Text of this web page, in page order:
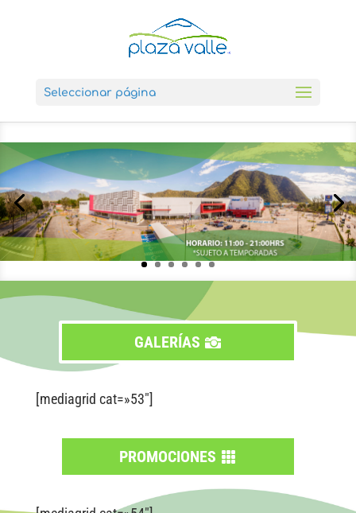
Seleccionar página
GALERÍAS
[mediagrid cat=»53″]
PROMOCIONES